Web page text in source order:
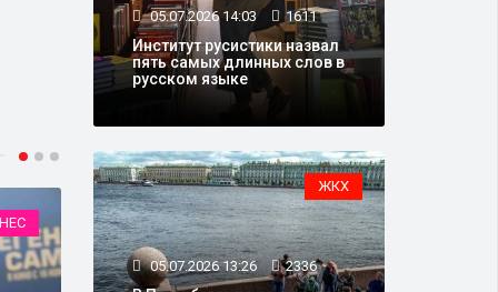
ФИНАНСЫ
05.07.2026 14:03 1611
Институт русистики назвал
пять самых длинных слов в
русском языке
ЖКХ
05.07.2026 13:26 2336